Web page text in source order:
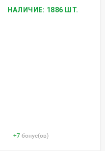
НАЛИЧИЕ: 1886 ШТ.
+7 бонус(ов)